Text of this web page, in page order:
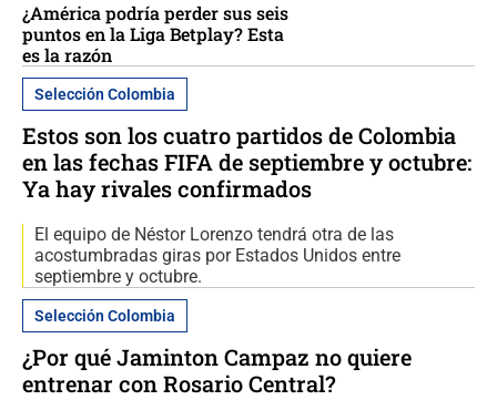
¿América podría perder sus seis
puntos en la Liga Betplay? Esta
es la razón
Selección Colombia
Estos son los cuatro partidos de Colombia
en las fechas FIFA de septiembre y octubre:
Ya hay rivales confirmados
El equipo de Néstor Lorenzo tendrá otra de las
acostumbradas giras por Estados Unidos entre
septiembre y octubre.
Selección Colombia
¿Por qué Jaminton Campaz no quiere
entrenar con Rosario Central?